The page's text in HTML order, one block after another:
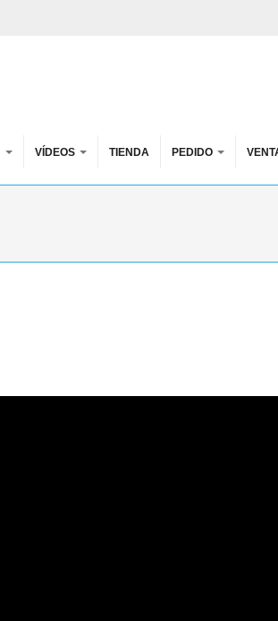
VÍDEOS TIENDA PEDIDO